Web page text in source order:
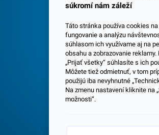
Centrála a predajňa v Senci
súkromí nám záleží
Táto stránka používa cookies
fungovanie a analýzu
súhlasom ich využívame aj na
obsahu a zobrazovanie
„Prijať všetky“ súhlasíte s ich
Môžete tiež odmietnuť, v tom
použijú iba nevyhnutné
Na zmenu nastavení kliknite na
možnosti“.